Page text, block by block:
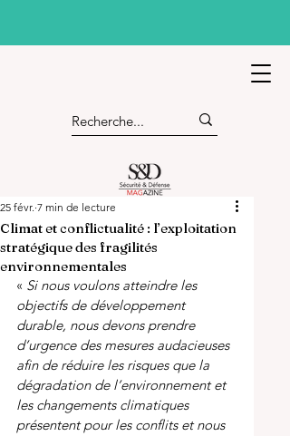
Climat et conflictualité : l’exploitation
stratégique des fragilités
environnementales
25 févr. 7 min de lecture
« Si nous voulons atteindre les
objectifs de développement
durable, nous devons prendre
d’urgence des mesures audacieuses
afin de réduire les risques que la
dégradation de l’environnement et
les changements climatiques
présentent pour les conflits et nous